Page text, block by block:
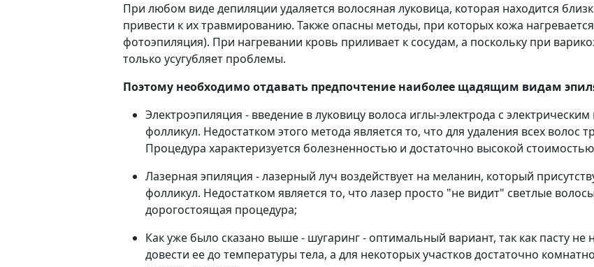
При любом виде депиляции удаляется волосяная луковица, которая находится
привести к их травмированию. Также опасны методы, при которых кожа
фотоэпиляция). При нагревании кровь приливает к сосудам, а поскольку при
только усугубляет проблемы.
Поэтому необходимо отдавать предпочтение наиболее щадящим видам
Электроэпиляция - введение в луковицу волоса иглы-электрода с
фолликул. Недостатком этого метода является то, что для удаления всех волос
Процедура характеризуется болезненностью и достаточно высокой
Лазерная эпиляция - лазерный луч воздействует на меланин, который
фолликул. Недостатком является то, что лазер просто "не видит" светлые
дорогостоящая процедура;
Как уже было сказано выше - шугаринг - оптимальный вариант, так как пасту не
довести ее до температуры тела, а для некоторых участков достаточно